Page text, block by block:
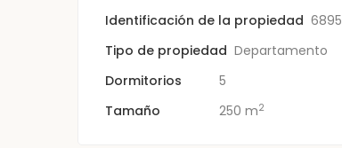
Identificación de la propiedad 6895
Tipo de propiedad Departamento
Dormitorios
5
Tamaño
250 m2